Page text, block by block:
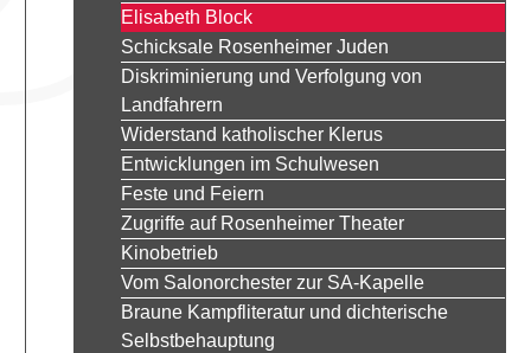
Elisabeth Block
Schicksale Rosenheimer Juden
Diskriminierung und Verfolgung von
Landfahrern
Widerstand katholischer Klerus
Entwicklungen im Schulwesen
Feste und Feiern
Zugriffe auf Rosenheimer Theater
Kinobetrieb
Vom Salonorchester zur SA-Kapelle
Braune Kampfliteratur und dichterische
Selbstbehauptung